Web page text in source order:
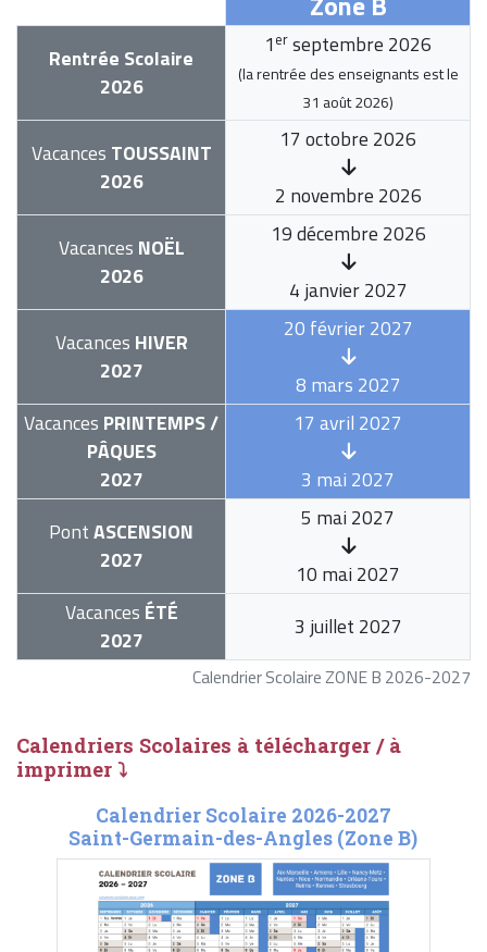
Calendrier Scolaire ZONE B 2026-2027
Rentrée Scolaire
2026
1 er septembre 2026
(la rentrée des enseignants est le
31 août 2026)
Vacances TOUSSAINT
2026
17 octobre 2026
2 novembre 2026
Vacances NOËL
2026
19 décembre 2026
4 janvier 2027
Vacances HIVER
2027
20 février 2027
8 mars 2027
Vacances PRINTEMPS /
PÂQUES
2027
17 avril 2027
3 mai 2027
PontASCENSION
2027
5 mai 2027
10 mai 2027
Vacances ÉTÉ
2027
3 juillet 2027
Calendriers Scolaires à télécharger / à
imprimer ⤵
Calendrier Scolaire 2026-2027
Saint-Germain-des-Angles (Zone B)